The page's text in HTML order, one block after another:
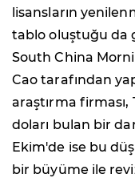
lisansların
tablo oluştuğu da
South China
Cao tarafından
araştırma firması,
doları bulan bir
Ekim'de ise bu
bir büyüme ile